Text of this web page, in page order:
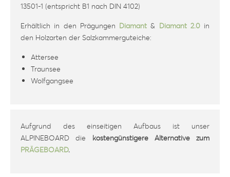
13501-1 (entspricht B1 nach DIN 4102)
Erhältlich in den Prägungen Diamant & Diamant 2.0in
den Holzarten der Salzkammerguteiche:
Attersee
Traunsee
Wolfgangsee
Aufgrund des einseitigen Aufbaus ist unser
ALPINEBOARD die kostengünstigere Alternative zum
PRÄGEBOARD.